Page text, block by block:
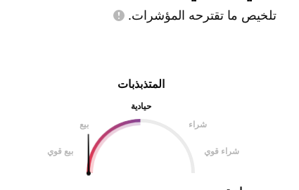
تلخيص ما تقترحه المؤشرات.
المتذبذبات
حيادية
بيع
شراء
بيع قوي شراء قوي